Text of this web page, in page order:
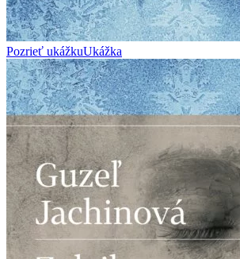
Pozrieť ukážkuUkážka